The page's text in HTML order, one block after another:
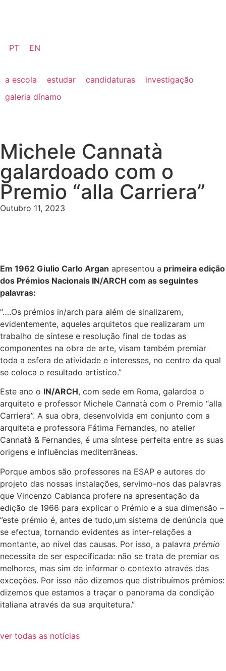
PT EN
a escola estudar candidaturas
investigação
galeria dínamo
Michele Cannatà
galardoado com o
Premio “alla Carriera”
Outubro 11, 2023
Em 1962 Giulio Carlo Argan apresentou a primeira edição
dos Prémios Nacionais IN/ARCH com as seguintes
palavras:
“….Os prémios in/arch para além de sinalizarem,
evidentemente, aqueles arquitetos que realizaram um
trabalho de síntese e resolução final de todas as
componentes na obra de arte, visam também premiar
toda a esfera de atividade e interesses, no centro da qual
se coloca o resultado artístico.”
Este ano o IN/ARCH, com sede em Roma, galardoa o
arquiteto e professor Michele Cannatà com o Premio “alla
Carriera”. A sua obra, desenvolvida em conjunto com a
arquiteta e professora Fátima Fernandes, no atelier
Cannatà & Fernandes, é uma síntese perfeita entre as suas
origens e influências mediterrâneas.
Porque ambos são professores na ESAP e autores do
projeto das nossas instalações, servimo-nos das palavras
que Vincenzo Cabianca profere na apresentação da
edição de 1966 para explicar o Prémio e a sua dimensão –
”este prémio é, antes de tudo,um sistema de denúncia que
se efectua, tornando evidentes as inter-relações a
montante, ao nível das causas. Por isso, a palavra prémio
necessita de ser especificada: não se trata de premiar os
melhores, mas sim de informar o contexto através das
exceções. Por isso não dizemos que distribuímos prémios:
dizemos que estamos a traçar o panorama da condição
italiana através da sua arquitetura.”
ver todas as notícias